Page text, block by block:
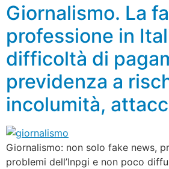
Giornalismo. La
professione in
difficoltà di
previdenza a
incolumità,
Giornalismo: non solo fake news,
problemi dell’Inpgi e non poco